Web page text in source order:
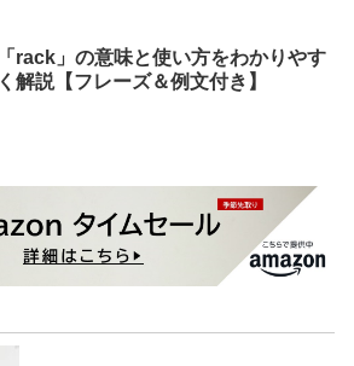
「rack」の意味と使い方をわかりやす
く解説【フレーズ＆例文付き】